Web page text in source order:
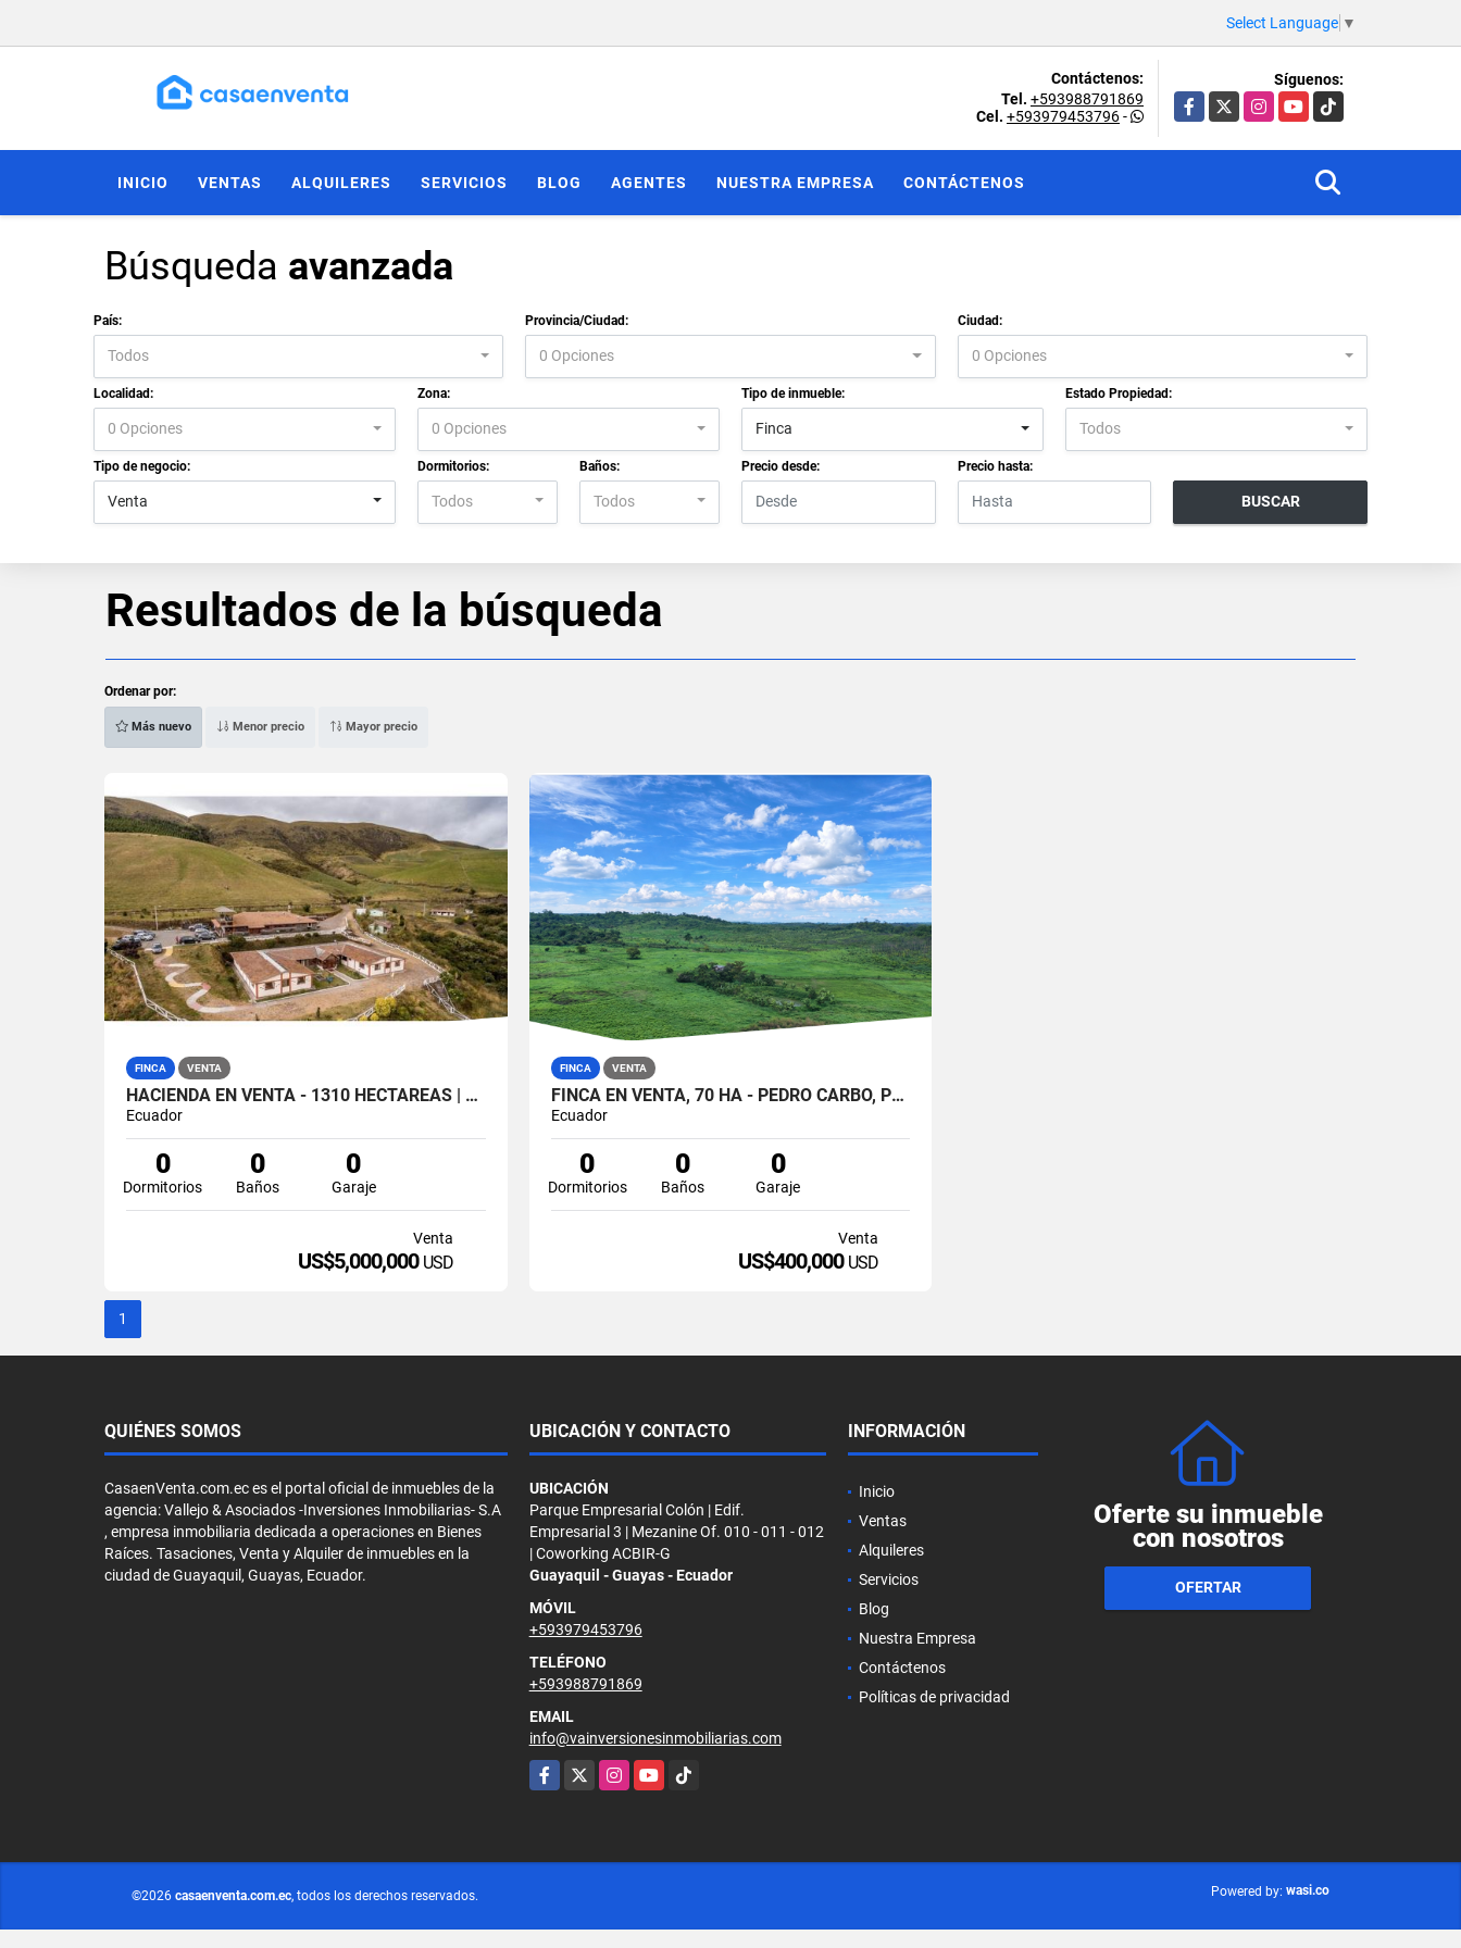
Select Language ▼
Contáctenos:
Tel. +593988791869
Cel. +593979453796-
Síguenos:
Facebook
X InstagramYouTubeTikTok
INICIO VENTAS ALQUILERES SERVICIOS BLOG AGENTES NUESTRA EMPRESA CONTÁCTENOS
Búsqueda avanzada
País:
Todos
Provincia/Ciudad:
0 Opciones
Ciudad:
0 Opciones
Localidad:
0 Opciones
Zona:
0 Opciones
Tipo de inmueble:
Finca
Estado Propiedad:
Todos
Tipo de negocio:
Venta
Dormitorios:
Todos
Baños:
Todos
Precio desde: Precio hasta:
BUSCAR
Resultados de la búsqueda
Ordenar por:
Más nuevo Menor precio Mayor precio
FINCA VENTA
HACIENDA EN VENTA - 1310 HECTÁREAS | PICHINCHA
Ecuador
0
Dormitorios
0
Baños
0
Garaje
Venta
US$5,000,000 USD
FINCA VENTA
FINCA EN VENTA, 70 HA - PEDRO CARBO, PROV. GUAYAS
Ecuador
0
Dormitorios
0
Baños
0
Garaje
Venta
US$400,000 USD
1
QUIÉNES SOMOS
CasaenVenta.com.ec es el portal oficial de inmuebles de la
agencia: Vallejo & Asociados -Inversiones Inmobiliarias- S.A
, empresa inmobiliaria dedicada a operaciones en Bienes
Raíces. Tasaciones, Venta y Alquiler de inmuebles en la
ciudad de Guayaquil, Guayas, Ecuador.
UBICACIÓN Y CONTACTO
UBICACIÓN
Parque Empresarial Colón | Edif.
Empresarial 3 | Mezanine Of. 010 - 011 - 012
| Coworking ACBIR-G
Guayaquil - Guayas - Ecuador
MÓVIL
+593979453796
TELÉFONO
+593988791869
EMAIL
info@vainversionesinmobiliarias.com
Facebook
X InstagramYouTubeTikTok
INFORMACIÓN
Inicio
Ventas
Alquileres
Servicios
Blog
Nuestra Empresa
Contáctenos
Políticas de privacidad
Oferte su inmueble
con nosotros
OFERTAR
©2026 casaenventa.com.ec, todos los derechos reservados. Powered by: wasi.co